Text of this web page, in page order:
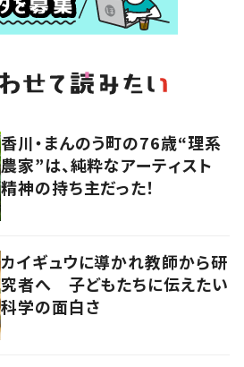
香川・まんのう町の76歳“理系
農家”は、純粋なアーティスト
精神の持ち主だった！
カイギュウに導かれ教師から研
究者へ 子どもたちに伝えたい
科学の面白さ